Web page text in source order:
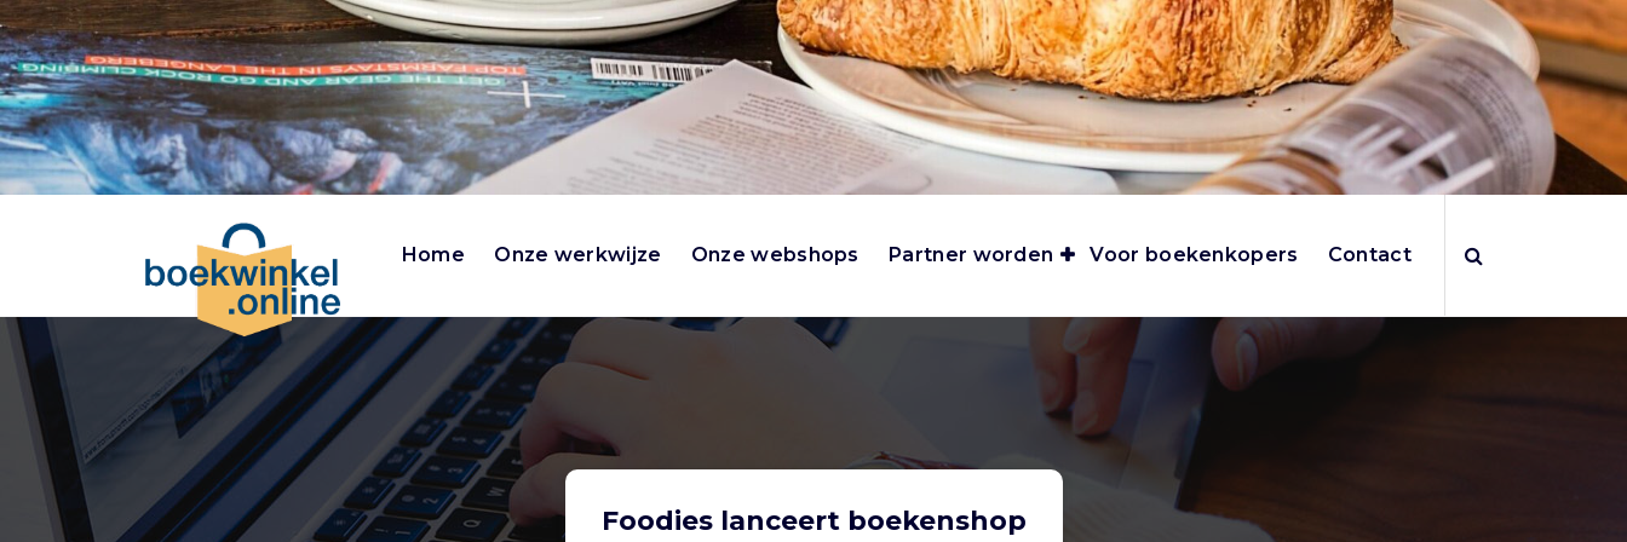
Home Onze werkwijze Onze webshops Partner worden Voor boekenkopers Contact
Foodies lanceert boekenshop